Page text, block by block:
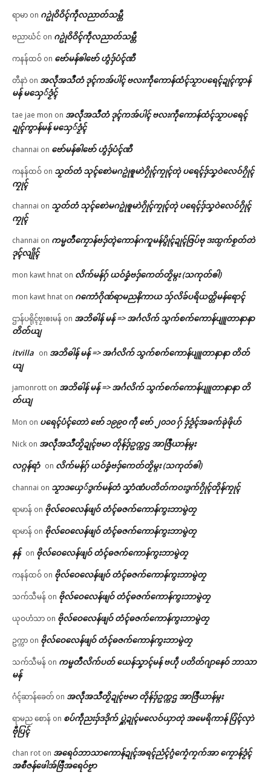
ရာမာ on ဂဥုဲဝိဝိၚ်ကဵုလညာတ်သမ္တီ
ဗညာဃံင် on ဂဥုဲဝိဝိၚ်ကဵုလညာတ်သမ္တီ
ကနန်ထဝ် on ဗော်မန်ၜါဗော် ဟွံဒှ်ပံၚ်ဏီ
တီနာဲ on အလဵုအသဳတံ ဒုၚ်ကအ်ပါၚ် ဗလးကဵုကောန်ထံၚ်သၟာပရေၚ်ဍုၚ်ကွာန်
မန် မသှေ်ဒၟံၚ်
tae jae mon on အလဵုအသဳတံ ဒုၚ်ကအ်ပါၚ် ဗလးကဵုကောန်ထံၚ်သၟာပရေၚ်
ဍုၚ်ကွာန်မန် မသှေ်ဒၟံၚ်
channai on ဗော်မန်ၜါဗော် ဟွံဒှ်ပံၚ်ဏီ
ကနန်ထဝ် on သၟတ်တံ သုၚ်စောဲမဂဥုဲၜူမာဲဂၠိုၚ်ကၠုၚ်တုဲ ပရေၚ်ဒှ်သၞဝဲလေဝ်ဂၠိုၚ်
ကၠုၚ်
channai on သၟတ်တံ သုၚ်စောဲမဂဥုဲၜူမာဲဂၠိုၚ်ကၠုၚ်တုဲ ပရေၚ်ဒှ်သၞဝဲလေဝ်ဂၠိုၚ်
ကၠုၚ်
channai on ကမ္မတဳကၠောန်ဗဒှ်တ္ၚဲကောန်ဂကူမန်ပွိုၚ်ဍုၚ်ဇြပ်ဗု ဒးထ္ပက်စၟတ်တဲ
ဒုၚ်လျိုၚ်
mon kawt hnat on လိက်မန်ဂှ် ယဝ်ခၞံဗဒှ်ကေတ်တၟိမ္ဂး (သကုတ်ၜါ)
mon kawt hnat on ဂကောံဂိုဏ်ရာမညနိကာယ သှ်လိခ်ပရိယတ္တိမန်ရောၚ်
ဌာန်ပရိုၚ်ဗၠးၜးမန် on အဘိဓါန် မန် => အၚ်္ဂလိက် သွက်စက်ကောန်ပျူတာနာနာ
တိတ်ယျ
itvilla on အဘိဓါန် မန် => အၚ်္ဂလိက် သွက်စက်ကောန်ပျူတာနာနာ တိတ်
ယျ
jamonrott on အဘိဓါန် မန် => အၚ်္ဂလိက် သွက်စက်ကောန်ပျူတာနာနာ တိ
တ်ယျ
Mon on ပရေၚ်ပံၚ်တောဲ ဗော် ၁၉၉၀ ကဵု ဗော် ၂၀၁၀ ဂှ် ဒှ်ဒၟံၚ်အခက်ခုဲဖိုဟ်
Nick on အလဵုအသဳတၟိဍုၚ်ဗမာ တိုန်ဒှ်ဥက္ကဌ အာဇြဳယာန်မ္ဂး
လဂ္ဂန်ရာံ on လိက်မန်ဂှ် ယဝ်ခၞံဗဒှ်ကေတ်တၟိမ္ဂး (သကုတ်ၜါ)
channai on သၟာဒယှေ်ဒွက်မန်တံ သၞာံဏံပတိတ်ကဝးဒွက်ဂၠိုၚ်တိုန်ကၠုၚ်
ရာမာန် on ဗိုလ်ဝေလေန်ဖျဝ် တံၚ်ဓဇက်ကောန်ကွးဘာမွဲတၠ
ရာမာန် on ဗိုလ်ဝေလေန်ဖျဝ် တံၚ်ဓဇက်ကောန်ကွးဘာမွဲတၠ
နန် on ဗိုလ်ဝေလေန်ဖျဝ် တံၚ်ဓဇက်ကောန်ကွးဘာမွဲတၠ
ကနန်ထဝ် on ဗိုလ်ဝေလေန်ဖျဝ် တံၚ်ဓဇက်ကောန်ကွးဘာမွဲတၠ
သက်သီမန် on ဗိုလ်ဝေလေန်ဖျဝ် တံၚ်ဓဇက်ကောန်ကွးဘာမွဲတၠ
ယုဝဟံသာ on ဗိုလ်ဝေလေန်ဖျဝ် တံၚ်ဓဇက်ကောန်ကွးဘာမွဲတၠ
ဥက္ကာ on ဗိုလ်ဝေလေန်ဖျဝ် တံၚ်ဓဇက်ကောန်ကွးဘာမွဲတၠ
သက်သီမန် on ကမ္မတဳလိက်ပတ် ယေန်သၞာၚ်မန် ဗဟဵု ပတိတ်ဂျာနေဝ် ဘာသာ
မန်
ဂံၚ်ဆာန်ခေတ် on အလဵုအသဳတၟိဍုၚ်ဗမာ တိုန်ဒှ်ဥက္ကဌ အာဇြဳယာန်မ္ဂး
ရာမည စောန် on စပ်ကဵုညးဒှ်ဒဒိုက် ပ္ဋဲဍုၚ်မလေဝ်ယှာတုဲ အမေရိကာန် ပြံၚ်လှာဲ
ဗီုပြၚ်
chan rot on အရေဝ်ဘာသာကောန်ဍုၚ်အရၚ်ညံၚ်ဂွံကၠေံကၠက်အာ ကၠောန်ဒၟံၚ်
အစဳဇန်ဖေါအ်ဗြဳအရေဝ်ဗၟာ